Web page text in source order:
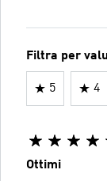
Filtra per
5 4
Ottimi